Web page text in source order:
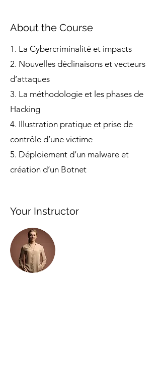
About the Course
1. La Cybercriminalité et impacts
2. Nouvelles déclinaisons et vecteurs
d’attaques
3. La méthodologie et les phases de
Hacking
4. Illustration pratique et prise de
contrôle d’une victime
5. Déploiement d’un malware et
création d’un Botnet
Your Instructor